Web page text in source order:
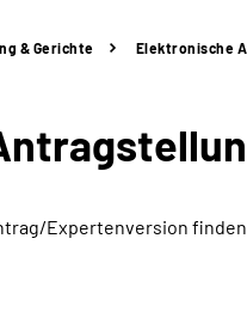
& Gerichte Elektronische
Expertenversion